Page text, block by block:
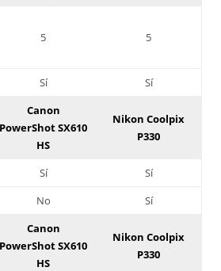
5 5
Sí Sí
Canon
PowerShot SX610
HS
Nikon Coolpix
P330
Sí
Sí
No Sí
Canon
PowerShot SX610
HS
Nikon Coolpix
P330